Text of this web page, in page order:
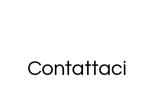
Contattaci